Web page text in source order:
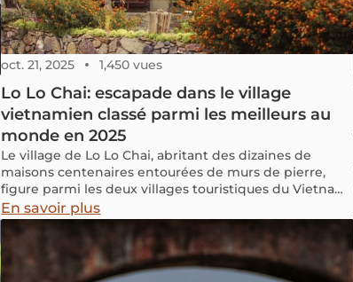
oct. 21, 2025 1,450 vues
Lo Lo Chai: escapade dans le village
vietnamien classé parmi les meilleurs au
monde en 2025
Le village de Lo Lo Chai, abritant des dizaines de
maisons centenaires entourées de murs de pierre,
figure parmi les deux villages touristiques du Vietnam
reconnus le 17 octobre par l’Organisation mondiale du
tourisme des Nations unies comme l’un des “meilleurs
villages touristiques du monde 2025”. Découvrez dès
maintenant le charme unique de ce village niché au
cœur des montagnes du nord du Vietnam.
En savoir plus